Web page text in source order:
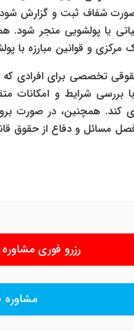
صورت شفاف ثبت و گزارش شود
یا پولشویی منجر
مرکزی و قوانین مبارزه با
تخصصی برای افرادی که
بررسی شرایط و امکانات
کند. همچنین، در صورت
مسائل و دفاع از حقوق
رزرو فوری
مشاوره